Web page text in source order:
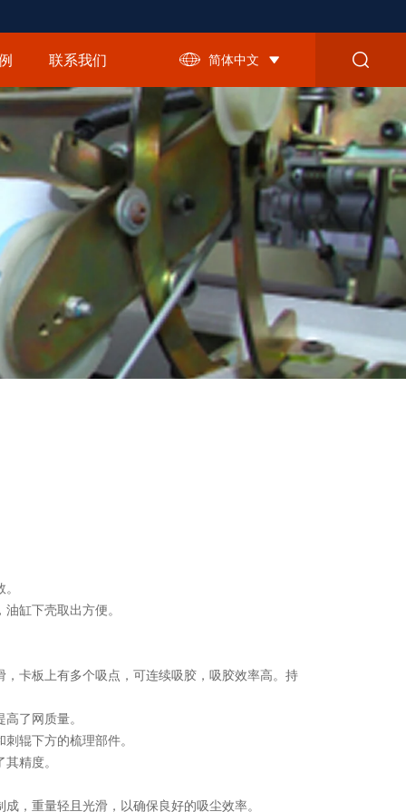
联系我们 简体中文
缸下壳取出方便。
卡板上有多个吸点，可连续吸胶，吸胶效率高。持
了网质量。
辊下方的梳理部件。
精度。
，重量轻且光滑，以确保良好的吸尘效率。